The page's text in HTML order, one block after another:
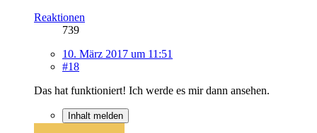
Reaktionen
739
10. März 2017 um 11:51
#18
Das hat funktioniert! Ich werde es mir dann ansehen.
Inhalt melden